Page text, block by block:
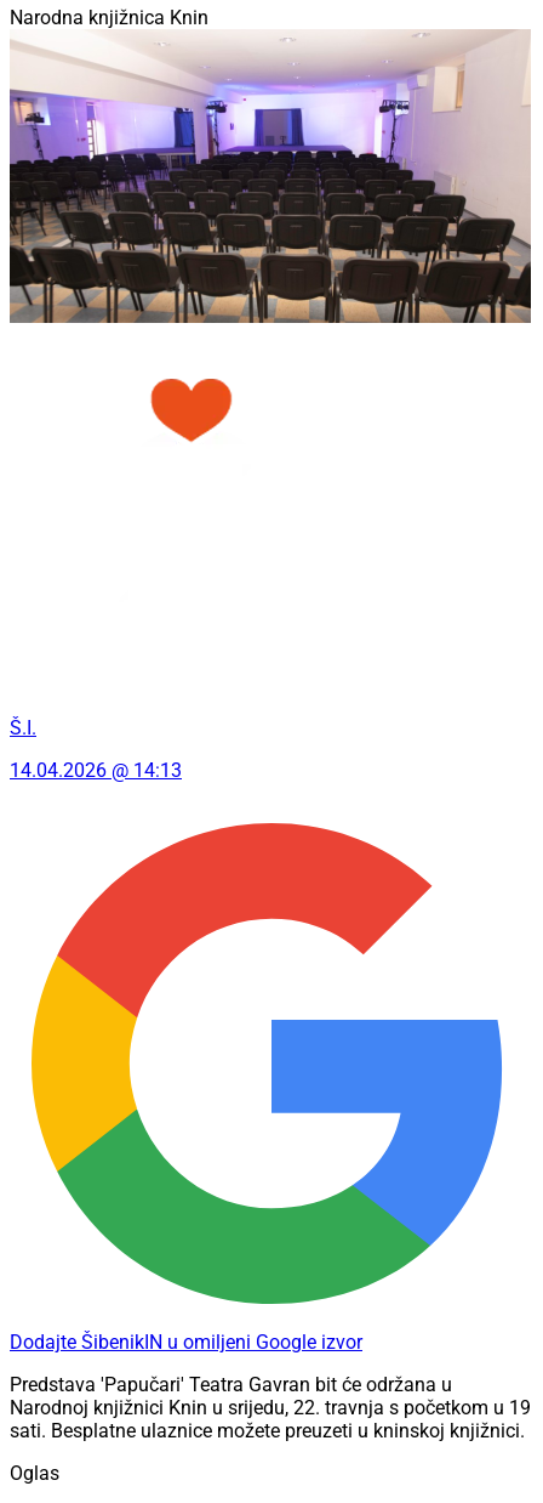
Narodna knjižnica Knin
Š.I.
14.04.2026 @ 14:13
Dodajte ŠibenikIN u omiljeni Google izvor
Predstava 'Papučari' Teatra Gavran bit će održana u
Narodnoj knjižnici Knin u srijedu, 22. travnja s početkom u 19
sati. Besplatne ulaznice možete preuzeti u kninskoj knjižnici.
Oglas